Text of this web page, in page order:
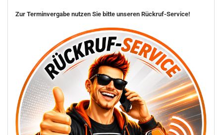
Zur Terminvergabe nutzen Sie bitte unseren Rückruf-Service!